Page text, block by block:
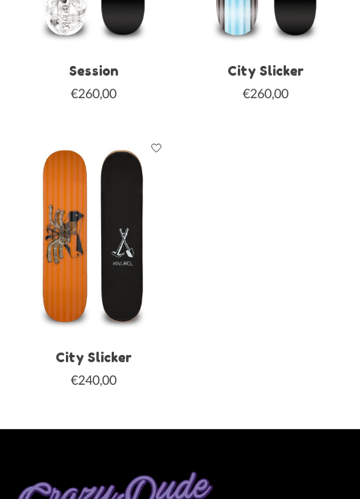
Session
€260,00
City Slicker
€260,00
City Slicker
€240,00